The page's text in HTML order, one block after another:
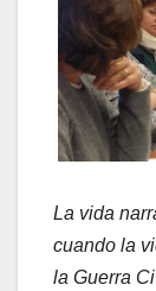
La vida
cuando la
la Guerra